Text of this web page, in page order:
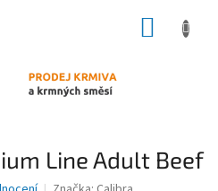
Line Adult Beef